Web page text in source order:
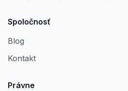
Spoločnosť
Blog
Kontakt
Právne